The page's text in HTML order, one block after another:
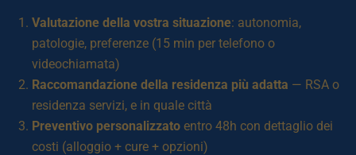
Valutazione della vostra situazione: autonomia,
patologie, preferenze (15 min per telefono o
videochiamata)
Raccomandazione della residenza più adatta — RSA o
residenza servizi, e in quale città
Preventivo personalizzato entro 48h con dettaglio dei
costi (alloggio + cure + opzioni)